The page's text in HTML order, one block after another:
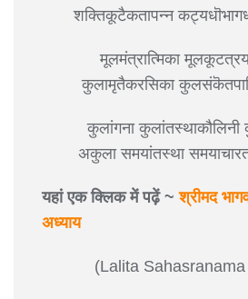
शक्तिकूटैकतापन्न
मूलमंत्रात्मिका
कुलामृतैकरसिका
कुलांगना कुलांतस्थाकौलिनी
अकुला समयांतस्था
यहां एक क्लिक में पढ़ें ~श्रीमद
अध्याय
(Lalita